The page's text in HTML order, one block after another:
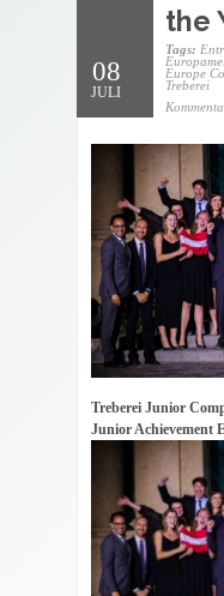
08
JULI
the
Tags:
Europe
Treberei
Treberei Junior
Junior Achievement